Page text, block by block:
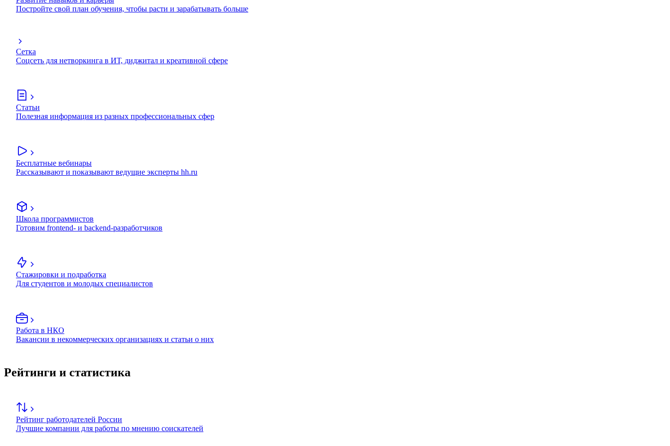
Постройте свой план обучения, чтобы расти и зарабатывать больше
Сетка
Соцсеть для нетворкинга в ИТ, диджитал и креативной сфере
Статьи
Полезная информация из разных профессиональных сфер
Бесплатные вебинары
Рассказывают и показывают ведущие эксперты hh.ru
Школа программистов
Готовим frontend- и backend-разработчиков
Стажировки и подработка
Для студентов и молодых специалистов
Работа в НКО
Вакансии в некоммерческих организациях и статьи о них
Рейтинги и статистика
Рейтинг работодателей России
Лучшие компании для работы по мнению соискателей